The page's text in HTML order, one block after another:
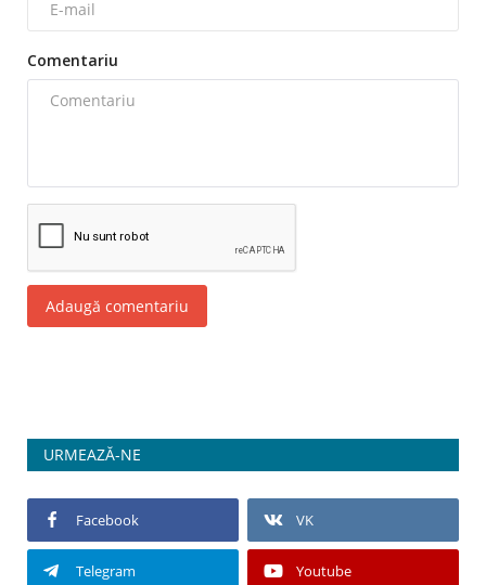
Comentariu
Adaugă comentariu
URMEAZĂ-NE
Facebook VK
Telegram Youtube